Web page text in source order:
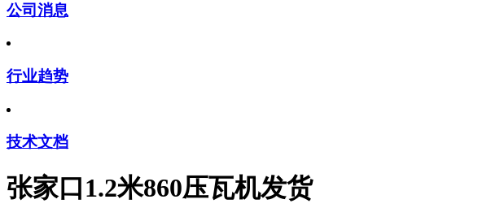
公司消息
行业趋势
技术文档
张家口1.2米860压瓦机发货